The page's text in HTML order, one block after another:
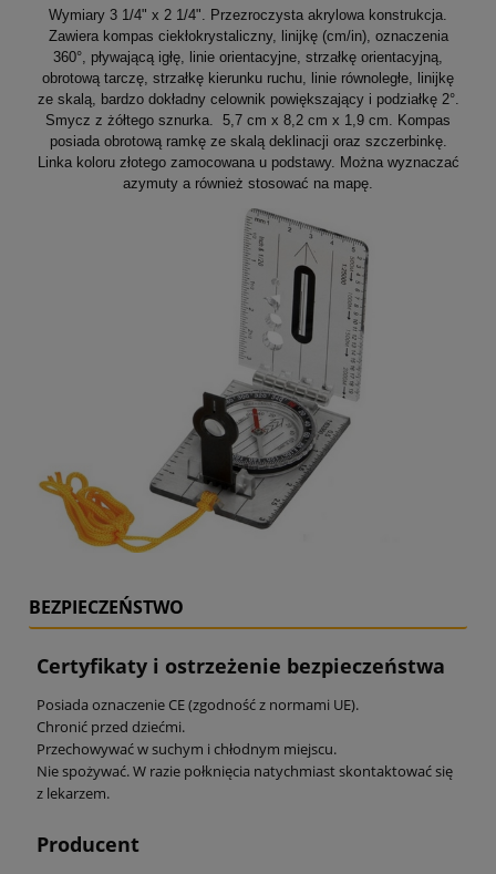
Wymiary 3 1/4" x 2 1/4". Przezroczysta akrylowa konstrukcja.
Zawiera kompas ciekłokrystaliczny, linijkę (cm/in), oznaczenia
360°, pływającą igłę, linie orientacyjne, strzałkę orientacyjną,
obrotową tarczę, strzałkę kierunku ruchu, linie równoległe, linijkę
ze skalą, bardzo dokładny celownik powiększający i podziałkę 2°.
Smycz z żółtego sznurka. 5,7 cm x 8,2 cm x 1,9 cm. Kompas
posiada obrotową ramkę ze skalą deklinacji oraz szczerbinkę.
Linka koloru złotego zamocowana u podstawy. Można wyznaczać
azymuty a również stosować na mapę.
BEZPIECZEŃSTWO
Certyfikaty i ostrzeżenie bezpieczeństwa
Posiada oznaczenie CE (zgodność z normami UE).
Chronić przed dziećmi.
Przechowywać w suchym i chłodnym miejscu.
Nie spożywać. W razie połknięcia natychmiast skontaktować się
z lekarzem.
Producent